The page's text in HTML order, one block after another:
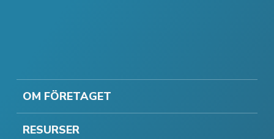
OM FÖRETAGET
RESURSER